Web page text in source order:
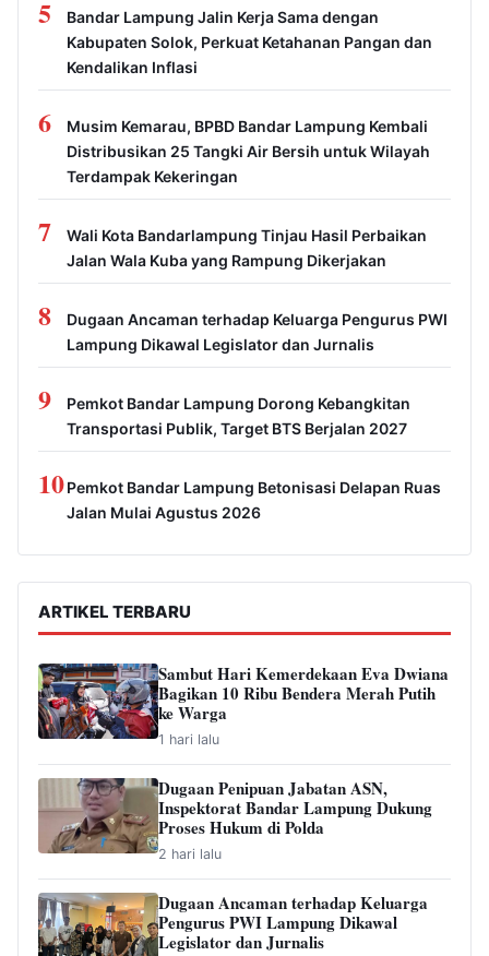
5
Bandar Lampung Jalin Kerja Sama dengan
Kabupaten Solok, Perkuat Ketahanan Pangan dan
Kendalikan Inflasi
6
Musim Kemarau, BPBD Bandar Lampung Kembali
Distribusikan 25 Tangki Air Bersih untuk Wilayah
Terdampak Kekeringan
7
Wali Kota Bandarlampung Tinjau Hasil Perbaikan
Jalan Wala Kuba yang Rampung Dikerjakan
8
Dugaan Ancaman terhadap Keluarga Pengurus PWI
Lampung Dikawal Legislator dan Jurnalis
9
Pemkot Bandar Lampung Dorong Kebangkitan
Transportasi Publik, Target BTS Berjalan 2027
10Pemkot Bandar Lampung Betonisasi Delapan Ruas
Jalan Mulai Agustus 2026
ARTIKEL TERBARU
Sambut Hari Kemerdekaan Eva Dwiana
Bagikan 10 Ribu Bendera Merah Putih
ke Warga
1 hari lalu
Dugaan Penipuan Jabatan ASN,
Inspektorat Bandar Lampung Dukung
Proses Hukum di Polda
2 hari lalu
Dugaan Ancaman terhadap Keluarga
Pengurus PWI Lampung Dikawal
Legislator dan Jurnalis